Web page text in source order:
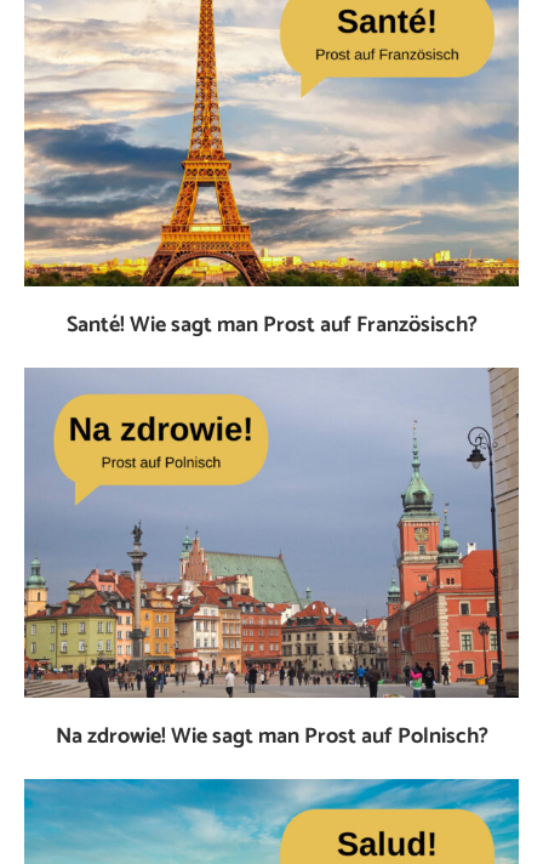
Santé! Wie sagt man Prost auf Französisch?
Na zdrowie! Wie sagt man Prost auf Polnisch?